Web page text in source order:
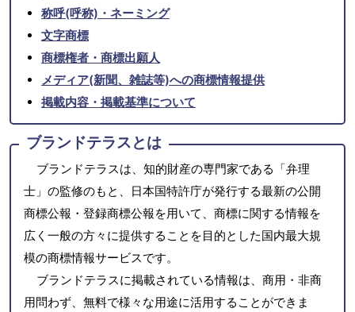
称呼(呼称)・ネーミング
文字商標
商標権者・商標出願人
メディア(新聞、雑誌等)への商標情報提供
掲載内容・掲載基準について
ブランドテラスとは
ブランドテラスは、知的財産の専門家である「弁理
士」の監修のもと、日本国特許庁が発行する最新の公開
商標公報・登録商標公報を用いて、商標に関する情報を
広く一般の方々に提供することを目的とした国内最大規
模の商標情報サービスです。
ブランドテラスに掲載されている情報は、商用・非商
用問わず、無料で様々な用途に活用することができま